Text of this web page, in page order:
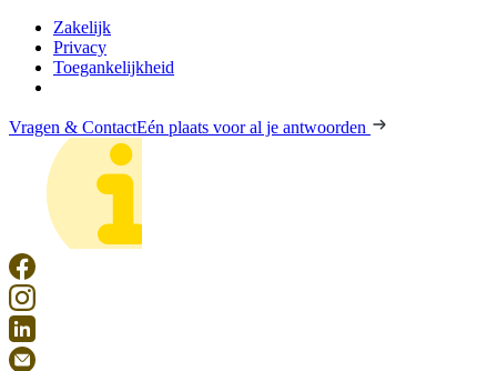
Zakelijk
Privacy
Toegankelijkheid
Vragen & ContactEén plaats voor al je antwoorden